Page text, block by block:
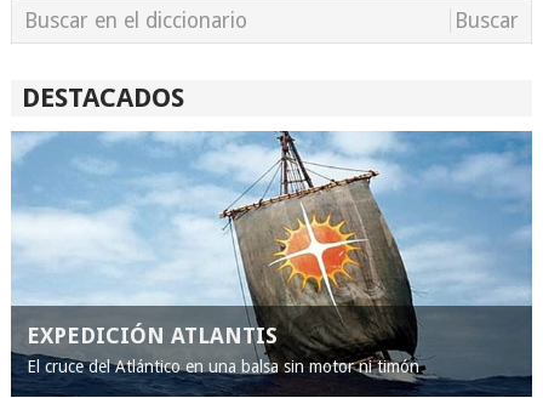
DESTACADOS
EXPEDICIÓN ATLANTIS
El cruce del Atlántico en una balsa sin motor ni timón